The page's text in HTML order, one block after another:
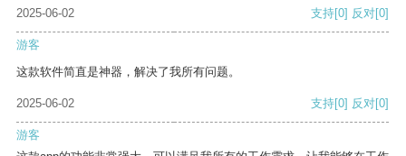
2025-06-02 支持[0] 反对[0]
游客
这款软件简直是神器，解决了我所有问题。
2025-06-02 支持[0] 反对[0]
游客